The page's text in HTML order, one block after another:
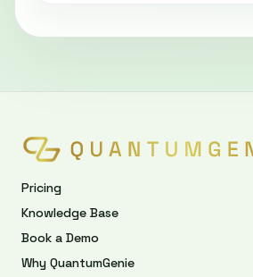
Pricing
Knowledge Base
Book a Demo
Why QuantumGenie